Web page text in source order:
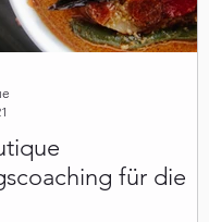
für die